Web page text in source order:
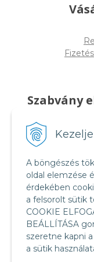
A böngészés
oldal elemzése
érdekében
a felsorolt sütik
COOKIE
BEÁLLÍTÁSA
szeretne kapni
a sütik
Szabvány
Food Safety